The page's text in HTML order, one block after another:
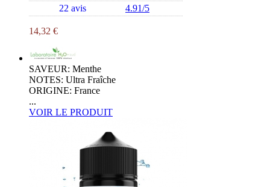
22 avis 4.91/5
14,32 €
SAVEUR: Menthe
NOTES: Ultra Fraîche
ORIGINE: France
...
VOIR LE PRODUIT